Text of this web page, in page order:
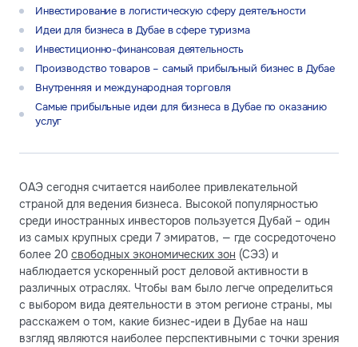
Инвестирование в логистическую сферу деятельности
Идеи для бизнеса в Дубае в сфере туризма
Инвестиционно-финансовая деятельность
Производство товаров – самый прибыльный бизнес в Дубае
Внутренняя и международная торговля
Самые прибыльные идеи для бизнеса в Дубае по оказанию
услуг
ОАЭ сегодня считается наиболее привлекательной
страной для ведения бизнеса. Высокой популярностью
среди иностранных инвесторов пользуется Дубай – один
из самых крупных среди 7 эмиратов, — где сосредоточено
более 20 свободных экономических зон (СЭЗ) и
наблюдается ускоренный рост деловой активности в
различных отраслях. Чтобы вам было легче определиться
с выбором вида деятельности в этом регионе страны, мы
расскажем о том, какие бизнес-идеи в Дубае на наш
взгляд являются наиболее перспективными с точки зрения